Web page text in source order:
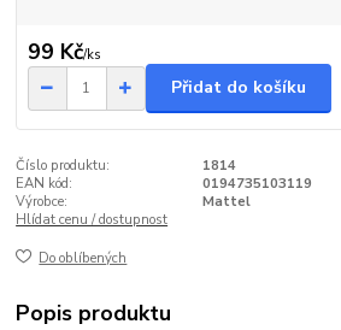
99 Kč/ks
Přidat do košíku
Číslo produktu:
1814
EAN kód:
0194735103119
Výrobce:
Mattel
Hlídat cenu / dostupnost
Do oblíbených
Popis produktu